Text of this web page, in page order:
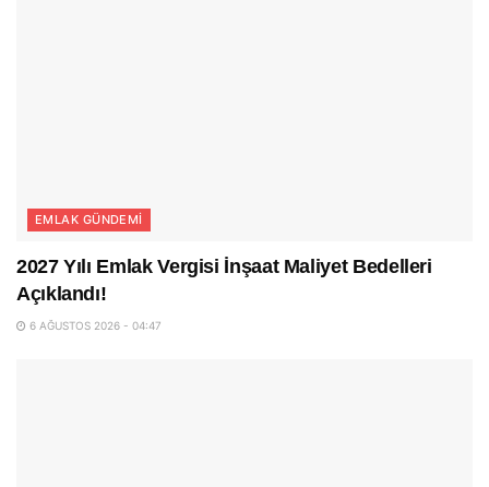
EMLAK GÜNDEMI
2027 Yılı Emlak Vergisi İnşaat Maliyet Bedelleri
Açıklandı!
6 AĞUSTOS 2026 - 04:47